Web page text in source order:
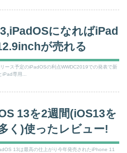
になればiPad
が売れる
ース予定のiPadOSの利点WWDC2019での発表で新
iPad専用...
13を2週間(iOS13を
く)使ったレビュー!
13は最高の仕上がり今年発売されたiPhone 11